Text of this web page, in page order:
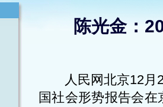
陈光金：
人民网北京12月21
国社会形势报告会